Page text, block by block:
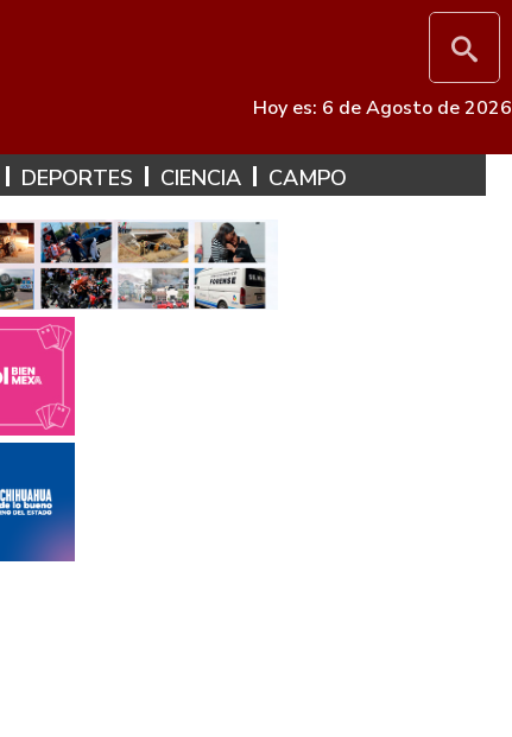
Hoy es: 6 de Agosto de 2026
DEPORTES CIENCIA CAMPO